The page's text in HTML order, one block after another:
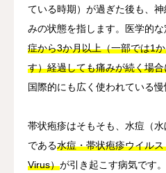
ている時期）が過ぎた後も、
みの状態を指します。医学的な
症から3か月以上（一部では1
す）経過しても痛みが続く場
国際的にも広く使われている慢
帯状疱疹はそもそも、水痘（
である水痘・帯状疱疹ウイル
Virus）が引き起こす病気です